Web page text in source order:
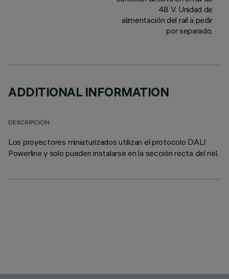
48 V. Unidad de
alimentación del raíl a pedir
por separado.
ADDITIONAL INFORMATION
DESCRIPCIÓN
Los proyectores miniaturizados utilizan el protocolo DALI
Powerline y solo pueden instalarse en la sección recta del riel.